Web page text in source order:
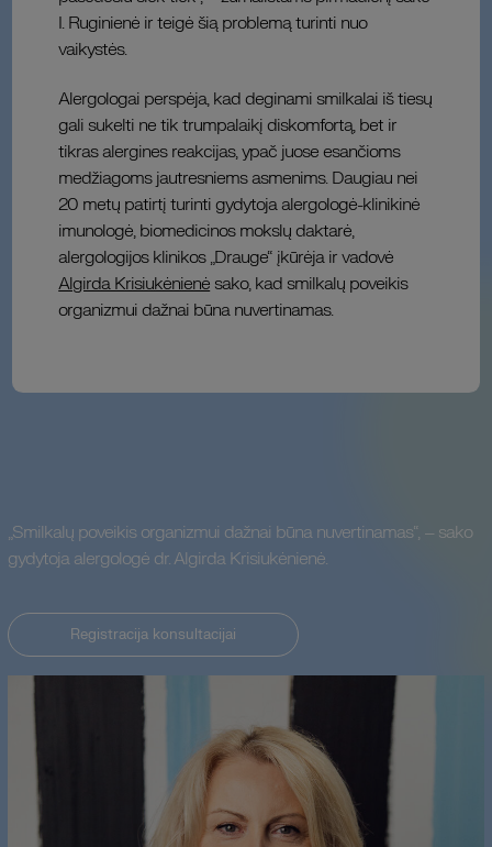
I. Ruginienė ir teigė šią problemą turinti nuo
vaikystės.
Alergologai perspėja, kad deginami smilkalai iš tiesų
gali sukelti ne tik trumpalaikį diskomfortą, bet ir
tikras alergines reakcijas, ypač juose esančioms
medžiagoms jautresniems asmenims. Daugiau nei
20 metų patirtį turinti gydytoja alergologė-klinikinė
imunologė, biomedicinos mokslų daktarė,
alergologijos klinikos „Drauge“ įkūrėja ir vadovė
Algirda Krisiukėnienė sako, kad smilkalų poveikis
organizmui dažnai būna nuvertinamas.
„Smilkalų poveikis organizmui dažnai būna nuvertinamas“, – sako
gydytoja alergologė dr. Algirda Krisiukėnienė.
Registracija konsultacijai